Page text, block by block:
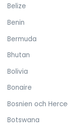
Belize
Benin
Bermuda
Bhutan
Bolivia
Bonaire
Bosnien och
Botswana